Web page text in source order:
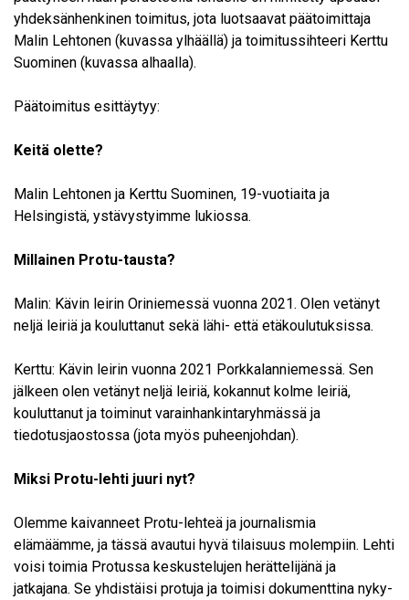
yhdeksänhenkinen toimitus, jota luotsaavat päätoimittaja
Malin Lehtonen (kuvassa ylhäällä) ja toimitussihteeri Kerttu
Suominen (kuvassa alhaalla).
Päätoimitus esittäytyy:
Keitä olette?
Malin Lehtonen ja Kerttu Suominen, 19-vuotiaita ja
Helsingistä, ystävystyimme lukiossa.
Millainen Protu-tausta?
Malin: Kävin leirin Oriniemessä vuonna 2021. Olen vetänyt
neljä leiriä ja kouluttanut sekä lähi- että etäkoulutuksissa.
Kerttu: Kävin leirin vuonna 2021 Porkkalanniemessä. Sen
jälkeen olen vetänyt neljä leiriä, kokannut kolme leiriä,
kouluttanut ja toiminut varainhankintaryhmässä ja
tiedotusjaostossa (jota myös puheenjohdan).
Miksi Protu-lehti juuri nyt?
Olemme kaivanneet Protu-lehteä ja journalismia
elämäämme, ja tässä avautui hyvä tilaisuus molempiin. Lehti
voisi toimia Protussa keskustelujen herättelijänä ja
jatkajana. Se yhdistäisi protuja ja toimisi dokumenttina nyky-